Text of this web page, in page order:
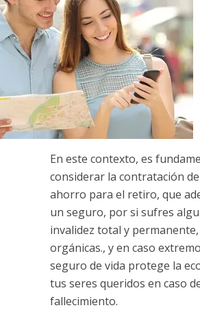
En este contexto, es
considerar la contratación
ahorro para el retiro, que
un seguro, por si sufres
invalidez total y
orgánicas., y en caso
seguro de vida protege la
tus seres queridos en caso
fallecimiento.